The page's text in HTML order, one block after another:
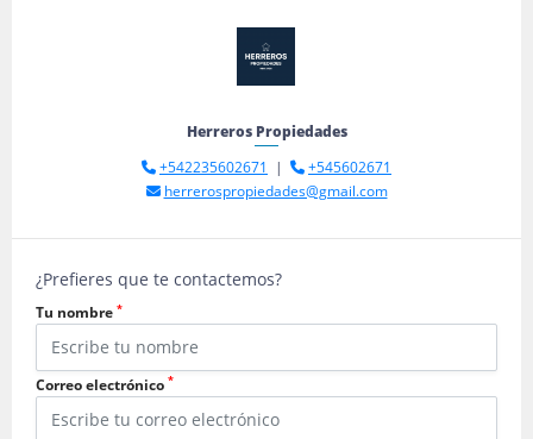
Herreros Propiedades
+542235602671
|
+545602671
herrerospropiedades@gmail.com
¿Prefieres que te contactemos?
Tu nombre *
Correo electrónico *